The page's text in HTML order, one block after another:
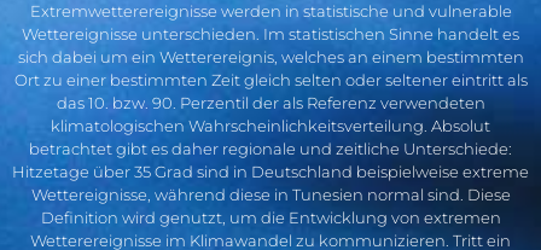
Extremwetterereignisse werden in statistische und vulnerable
Wettereignisse unterschieden. Im statistischen Sinne handelt es
sich dabei um ein Wetterereignis, welches an einem bestimmten
Ort zu einer bestimmten Zeit gleich selten oder seltener eintritt als
das 10. bzw. 90. Perzentil der als Referenz verwendeten
klimatologischen Wahrscheinlichkeitsverteilung. Absolut
betrachtet gibt es daher regionale und zeitliche Unterschiede:
Hitzetage über 35 Grad sind in Deutschland beispielweise extreme
Wettereignisse, während diese in Tunesien normal sind. Diese
Definition wird genutzt, um die Entwicklung von extremen
Wetterereignisse im Klimawandel zu kommunizieren. Tritt ein